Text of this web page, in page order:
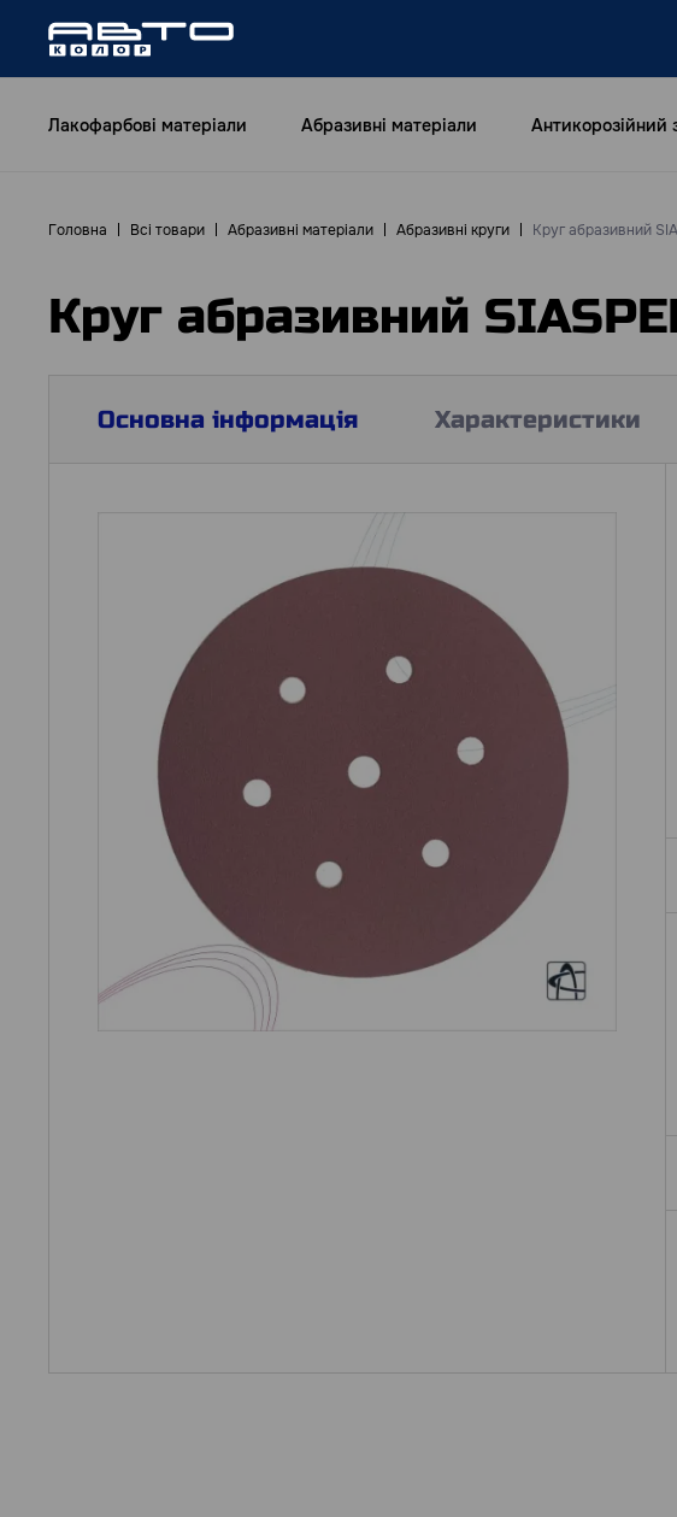
Лакофарбові матеріали Абразивні матеріали Антикорозійний
Головна Всі товари Абразивні матеріали Абразивні круги Круг абразивний
Круг абразивний
Основна інформація Характеристики